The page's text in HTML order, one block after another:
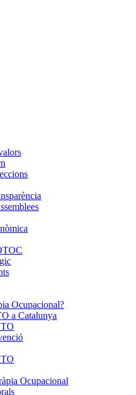
Ocupacional?
a Catalunya
Ocupacional